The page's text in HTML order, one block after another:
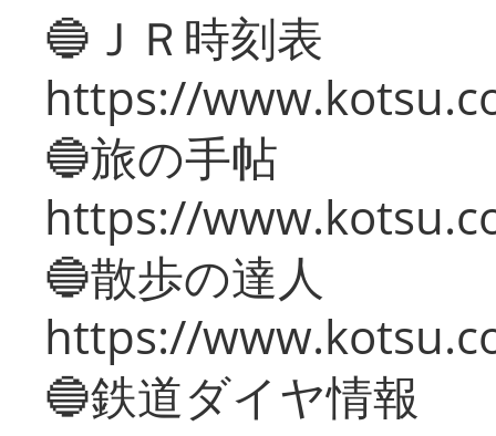
🔵ＪＲ時刻表
https://
🔵旅の手帖
https://
🔵散歩の達人
https://
🔵鉄道ダイヤ情報